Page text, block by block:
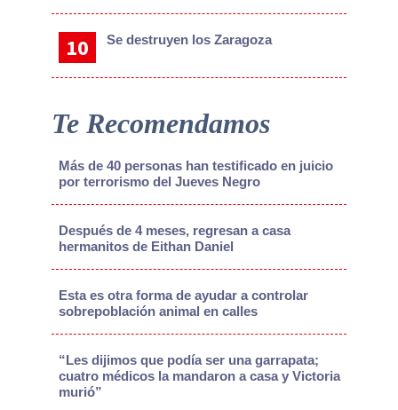
Se destruyen los Zaragoza
Te Recomendamos
Más de 40 personas han testificado en juicio
por terrorismo del Jueves Negro
Después de 4 meses, regresan a casa
hermanitos de Eithan Daniel
Esta es otra forma de ayudar a controlar
sobrepoblación animal en calles
“Les dijimos que podía ser una garrapata;
cuatro médicos la mandaron a casa y Victoria
murió”